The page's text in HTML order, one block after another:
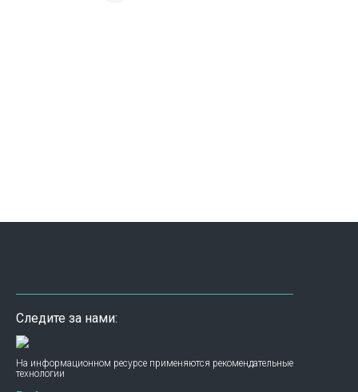
Следите за нами:
На информационном ресурсе применяются рекомендательные
технологии